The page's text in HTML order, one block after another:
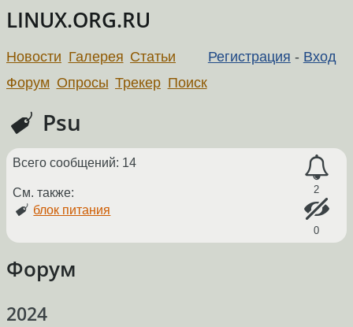
LINUX.ORG.RU
Регистрация - Вход
Новости Галерея Статьи
Форум Опросы Трекер Поиск
Psu
2
0
Всего сообщений: 14
См. также:
блок питания
Форум
2024